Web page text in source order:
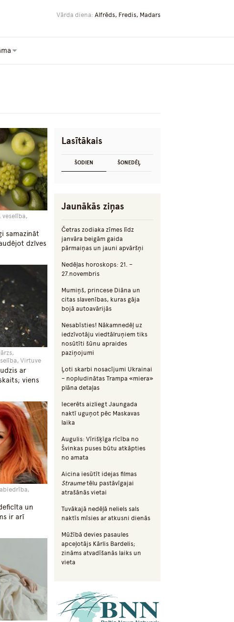
Vārda diena: Alfrēds, Fredis, Madars
veselība,
samazināt
dzīves
Virtuve
ar
viens
un
ir arī
Lasītākais
ŠODIEN ŠONEDĒĻ
Jaunākās ziņas
Četras zodiaka zīmes līdz
janvāra beigām gaida
pārmaiņas un jauni apvāršņi
Nedēļas horoskops: 21. –
27.novembris
Mumiņš, princese Diāna un
citas slavenības, kuras gāja
bojā autoavārijās
Nesabīsties! Nākamnedēļ uz
iedzīvotāju viedtālruņiem tiks
nosūtīti šūnu apraides
paziņojumi
Ļoti skarbi nosacījumi Ukrainai
– nopludinātas Trampa «miera»
plāna detaļas
Iecerēts aizliegt Jaungada
naktī uguņot pēc Maskavas
laika
Augulis: Vīrišķīga rīcība no
Švinkas puses būtu atkāpties
no amata
Aicina iesūtīt idejas filmas
Straumetēlu pastāvīgajai
atrašānās vietai
Tuvākajā nedēļā neliels sals
naktīs mīsies ar atkusni dienās
Mūžībā devies pasaules
apceļotājs Kārlis Bardelis;
zināms atvadīšanās laiks un
vieta